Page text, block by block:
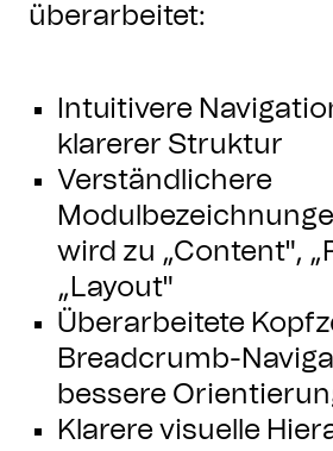
überarbeitet:
Intuitivere
klarerer Struktur
Verständlichere
wird zu „Content",
„Layout"
Überarbeitete
Breadcrumb-
bessere
Klarere visuelle